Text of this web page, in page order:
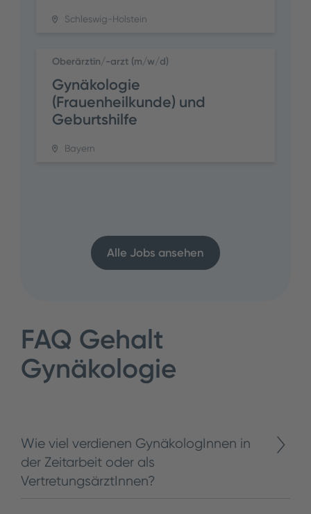
Schleswig-Holstein
Oberärztin/-arzt (m/w/d)
Gynäkologie
(Frauenheilkunde) und
Geburtshilfe
Bayern
Alle Jobs ansehen
FAQ Gehalt
Gynäkologie
Wie viel verdienen GynäkologInnen in
der Zeitarbeit oder als
VertretungsärztInnen?